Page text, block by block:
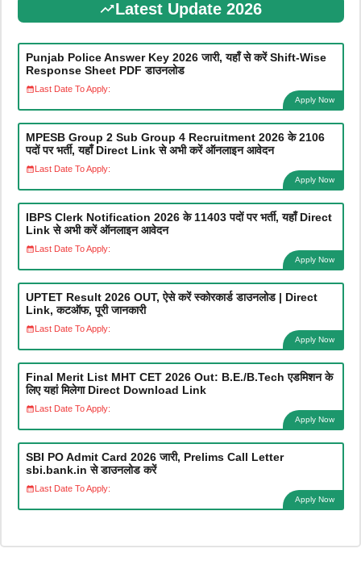
Latest Update 2026
Punjab Police Answer Key 2026 जारी, यहाँ से करें Shift-Wise
Response Sheet PDF डाउनलोड
Last Date To Apply:
Apply Now
MPESB Group 2 Sub Group 4 Recruitment 2026 के 2106
पदों पर भर्ती, यहाँ Direct Link से अभी करें ऑनलाइन आवेदन
Last Date To Apply:
Apply Now
IBPS Clerk Notification 2026 के 11403 पदों पर भर्ती, यहाँ Direct
Link से अभी करें ऑनलाइन आवेदन
Last Date To Apply:
Apply Now
UPTET Result 2026 OUT, ऐसे करें स्कोरकार्ड डाउनलोड | Direct
Link, कटऑफ, पूरी जानकारी
Last Date To Apply:
Apply Now
Final Merit List MHT CET 2026 Out: B.E./B.Tech एडमिशन के
लिए यहां मिलेगा Direct Download Link
Last Date To Apply:
Apply Now
SBI PO Admit Card 2026 जारी, Prelims Call Letter
sbi.bank.in से डाउनलोड करें
Last Date To Apply:
Apply Now